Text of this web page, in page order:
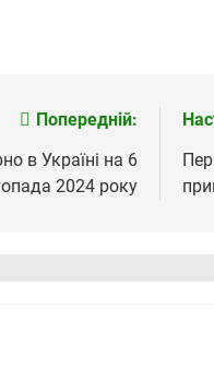
Попередній:
в Україні на 6
2024 року